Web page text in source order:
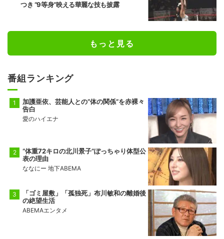
つき “9等身”映える華麗な技も披露
もっと見る
番組ランキング
加護亜依、芸能人との“体の関係”を赤裸々
告白
愛のハイエナ
“体重72キロの北川景子”ぽっちゃり体型公
表の理由
ななにー 地下ABEMA
「ゴミ屋敷」「孤独死」布川敏和の離婚後
の絶望生活
ABEMAエンタメ